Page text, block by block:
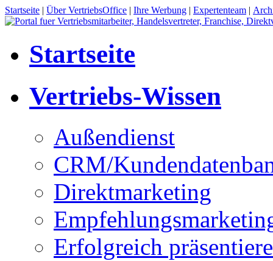
Startseite | Über VertriebsOffice | Ihre Werbung | Expertenteam |
Startseite
Vertriebs-Wissen
Außendienst
CRM/
Direktmarketing
Erfolgreich